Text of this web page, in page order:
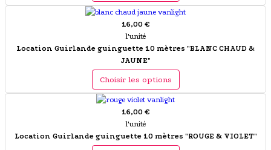
16,00 €
l'unité
Location Guirlande guinguette 10 mètres "BLANC CHAUD &
JAUNE"
Choisir les options
16,00 €
l'unité
Location Guirlande guinguette 10 mètres "ROUGE & VIOLET"